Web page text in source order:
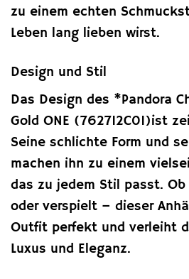
zu einem echten
Leben lang lieben wirst.
Design und Stil
Das Design des *Pandora
Gold ONE (762712C01)ist
Seine schlichte Form und
machen ihn zu einem
das zu jedem Stil passt.
oder verspielt – dieser
Outfit perfekt und verleiht
Luxus und Eleganz.